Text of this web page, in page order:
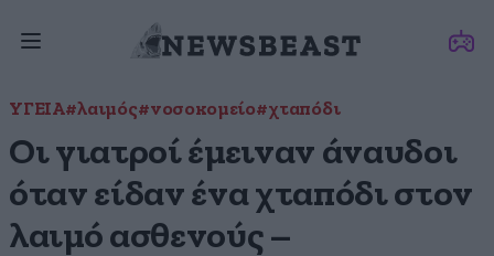
ΥΓΕΙΑ#λαιμός#νοσοκομείο#χταπόδι
Οι γιατροί έμειναν άναυδοι
όταν είδαν ένα χταπόδι στον
λαιμό ασθενούς –